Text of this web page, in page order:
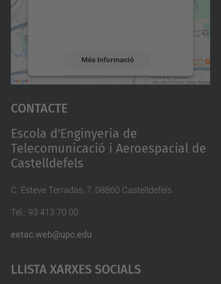
Més Informació
Accepta
powered by
Contacte
Escola d'Enginyeria de
Telecomunicació i Aeroespacial de
Castelldefels
C. Esteve Terradas, 7. 08860 Castelldefels
Tel.: 93 413 70 00
eetac.web@upc.edu
Llista Xarxes Socials